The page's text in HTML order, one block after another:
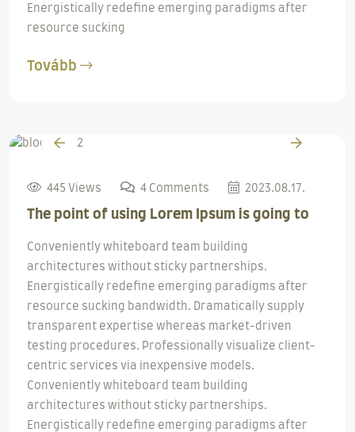
Energistically redefine emerging paradigms after
resource sucking
Tovább
445 Views 4 Comments 2023.08.17.
The point of using Lorem Ipsum is going to
Conveniently whiteboard team building
architectures without sticky partnerships.
Energistically redefine emerging paradigms after
resource sucking bandwidth. Dramatically supply
transparent expertise whereas market-driven
testing procedures. Professionally visualize client-
centric services via inexpensive models.
Conveniently whiteboard team building
architectures without sticky partnerships.
Energistically redefine emerging paradigms after